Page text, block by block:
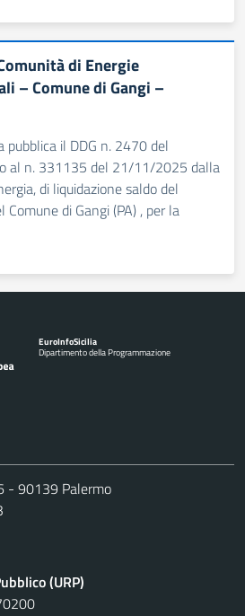
di Energie
– Comune di Gangi –
il DDG n. 2470 del
al n. 331135 del 21/11/2025 dalla
di liquidazione saldo del
di Gangi (PA) , per la
EuroInfoSicilia
Dipartimento della Programmazione
- 90139 Palermo
(URP)